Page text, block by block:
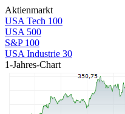
Aktienmarkt
USA Tech 100
USA 500
S&P 100
USA Industrie 30
1-Jahres-Chart